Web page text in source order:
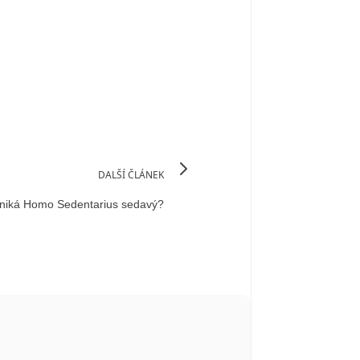
DALŠÍ ČLÁNEK
Homo Sedentarius sedavý?